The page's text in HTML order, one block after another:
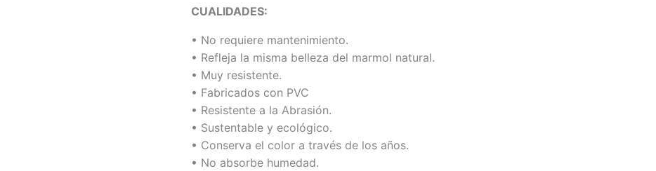
CUALIDADES:
• No requiere mantenimiento.
• Refleja la misma belleza del marmol natural.
• Muy resistente.
• Fabricados con PVC
• Resistente a la Abrasión.
• Sustentable y ecológico.
• Conserva el color a través de los años.
• No absorbe humedad.